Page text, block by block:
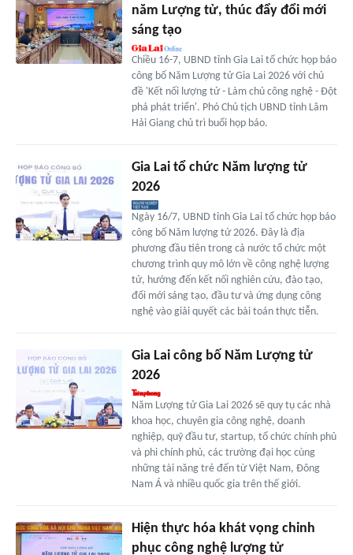
năm Lượng tử, thúc đẩy đổi mới
sáng tạo
Chiều 16-7, UBND tỉnh Gia Lai tổ chức họp báo
công bố Năm Lượng tử Gia Lai 2026 với chủ
đề 'Kết nối lượng tử - Làm chủ công nghệ - Đột
phá phát triển'. Phó Chủ tịch UBND tỉnh Lâm
Hải Giang chủ trì buổi họp báo.
Gia Lai tổ chức Năm lượng tử
2026
Ngày 16/7, UBND tỉnh Gia Lai tổ chức họp báo
công bố Năm lượng tử 2026. Đây là địa
phương đầu tiên trong cả nước tổ chức một
chương trình quy mô lớn về công nghệ lượng
tử, hướng đến kết nối nghiên cứu, đào tạo,
đổi mới sáng tạo, đầu tư và ứng dụng công
nghệ vào giải quyết các bài toán thực tiễn.
Gia Lai công bố Năm Lượng tử
2026
Năm Lượng tử Gia Lai 2026 sẽ quy tụ các nhà
khoa học, chuyên gia công nghệ, doanh
nghiệp, quỹ đầu tư, startup, tổ chức chính phủ
và phi chính phủ, các trường đại học cùng
những tài năng trẻ đến từ Việt Nam, Đông
Nam Á và nhiều quốc gia trên thế giới.
Hiện thực hóa khát vọng chinh
phục công nghệ lượng tử